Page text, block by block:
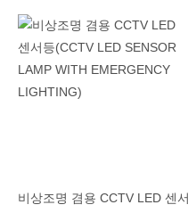
비상조명 겸용 CCTV LED 센서